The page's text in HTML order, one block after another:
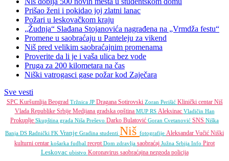
Prišao ženi i pokidao joj zlatni lanac
Požari u leskovačkom kraju
„Žudnja“ Slađana Stojanovića nagrađena na „Vrmdža festu“
Promene u saobraćaju u Panteleju za vikend
Niš pred velikim saobraćajnim promenama
Proverite da li je i vaša ulica bez vode
Pruga za 200 kilometara na čas
Niški vatrogasci gase požar kod Zaječara
Sve vesti
SPC Kuršumlija Beograd Tržnica JP Dragana Sotirovski Zoran Perišić Klinički centar Niš
Vlada Republike Srbije Medijana gradska opština MUP RS Aleksinac Vladičin Han
Prokuplje Skupština grada Niša Preševo Darko Bulatović Goran Cvetanović SNS Niška
Banja DS Radnički FK Vranje Gradina studenti Niš fotografije Aleksandar Vučić Niški
kulturni centar košarka fudbal receptDom zdravlja saobraćaj Južna Srbija Info Pirot
Leskovac ubistvo Koronavirus saobraćajna nezgoda policija